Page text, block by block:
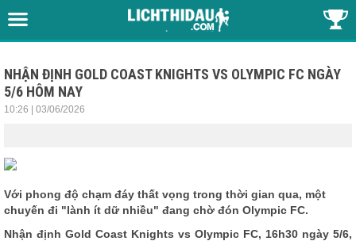
NHẬN ĐỊNH GOLD COAST KNIGHTS VS OLYMPIC FC NGÀY
5/6 HÔM NAY
10:26 | 03/06/2026
Với phong độ chạm đáy thất vọng trong thời gian qua, một
chuyến đi "lành ít dữ nhiều" đang chờ đón Olympic FC.
Nhận định Gold Coast Knights vs Olympic FC, 16h30 ngày 5/6,